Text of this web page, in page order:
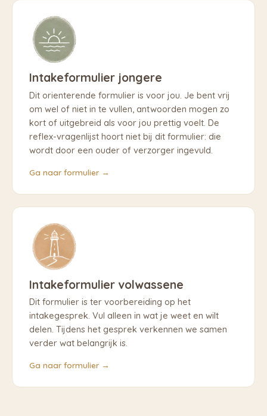
Intakeformulier jongere
Dit orienterende formulier is voor jou. Je bent vrij
om wel of niet in te vullen, antwoorden mogen zo
kort of uitgebreid als voor jou prettig voelt. De
reflex-vragenlijst hoort niet bij dit formulier: die
wordt door een ouder of verzorger ingevuld.
Ga naar formulier →
Intakeformulier volwassene
Dit formulier is ter voorbereiding op het
intakegesprek. Vul alleen in wat je weet en wilt
delen. Tijdens het gesprek verkennen we samen
verder wat belangrijk is.
Ga naar formulier →